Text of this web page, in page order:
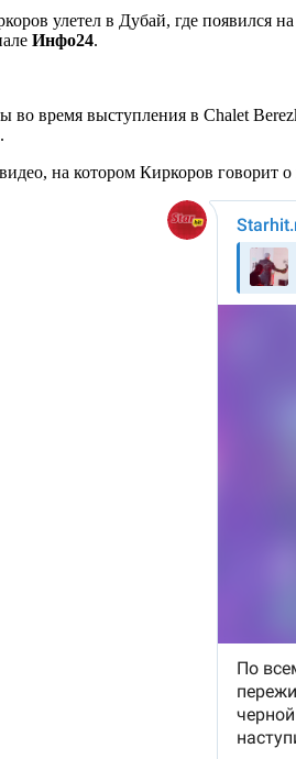
улетел в Дубай, где появился
Инфо24.
во время выступления в Chalet
на котором Киркоров